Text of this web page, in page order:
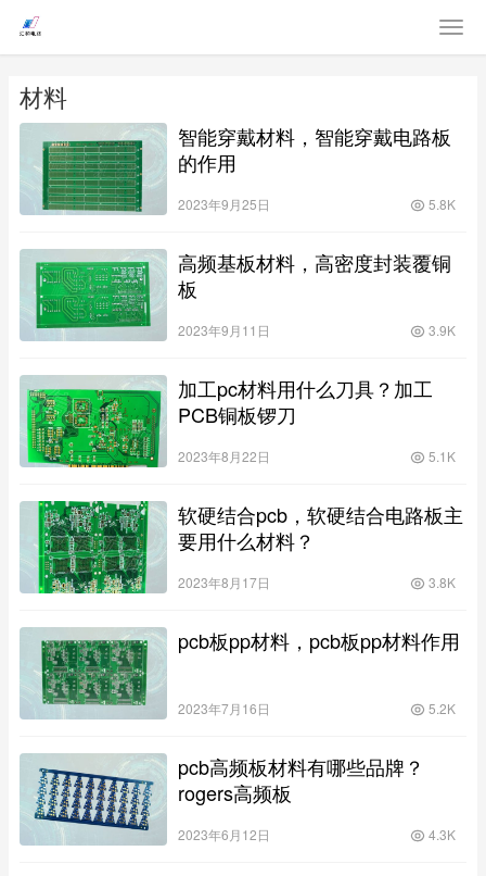
材料
智能穿戴材料，智能穿戴电路板
的作用
2023年9月25日 5.8K
高频基板材料，高密度封装覆铜
板
2023年9月11日 3.9K
加工pc材料用什么刀具？加工
PCB铜板锣刀
2023年8月22日 5.1K
软硬结合pcb，软硬结合电路板主
要用什么材料？
2023年8月17日 3.8K
pcb板pp材料，pcb板pp材料作用
2023年7月16日 5.2K
pcb高频板材料有哪些品牌？
rogers高频板
2023年6月12日 4.3K